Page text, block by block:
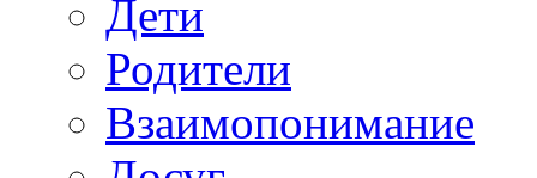
Дети
Родители
Взаимопонимание